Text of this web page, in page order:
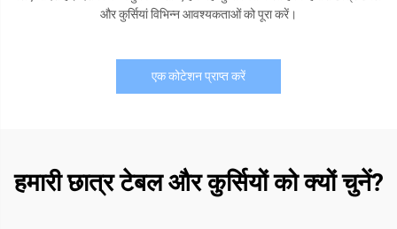
और कुर्सियां विभिन्न आवश्यकताओं को पूरा करें।
एक कोटेशन प्राप्त करें
हमारी छात्र टेबल और कुर्सियों को क्यों चुनें?